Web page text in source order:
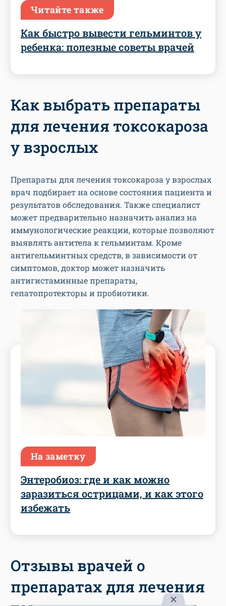
Читайте также
Как быстро вывести гельминтов у
ребенка: полезные советы врачей
Как выбрать препараты
для лечения токсокароза
у взрослых
Препараты для лечения токсокароза у взрослых
врач подбирает на основе состояния пациента и
результатов обследования. Также специалист
может предварительно назначить анализ на
иммунологические реакции, которые позволяют
выявлять антитела к гельминтам. Кроме
антигельминтных средств, в зависимости от
симптомов, доктор может назначить
антигистаминные препараты,
гепатопротекторы и пробиотики.
На заметку
Энтеробиоз: где и как можно
заразиться острицами, и как этого
избежать
Отзывы врачей о
препаратах для лечения